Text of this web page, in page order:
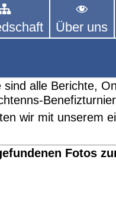
Über uns
Das
sind alle Berichte,
wir mit unserem
Fotos